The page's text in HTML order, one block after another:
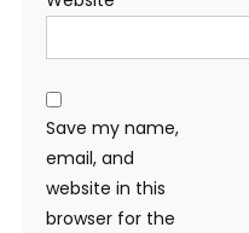
Save my name,
email, and
website in this
browser for the